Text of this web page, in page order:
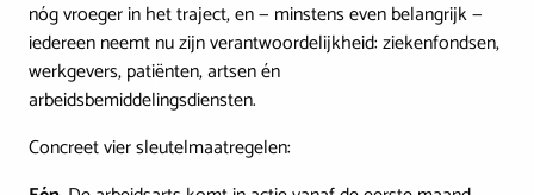
nóg vroeger in het traject, en — minstens even belangrijk —
iedereen neemt nu zijn verantwoordelijkheid: ziekenfondsen,
werkgevers, patiënten, artsen én
arbeidsbemiddelingsdiensten.
Concreet vier sleutelmaatregelen: